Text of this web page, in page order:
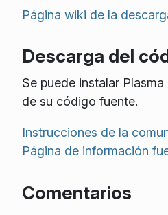
Página wiki de la
Descarga del
Se puede instalar
de su código fuente.
Instrucciones de la
Página de información
Comentarios